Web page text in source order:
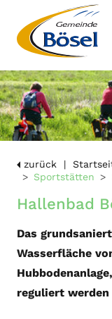
zurück
Sportstätten
Hallenbad
Das
Wasserfläche
reguliert werden